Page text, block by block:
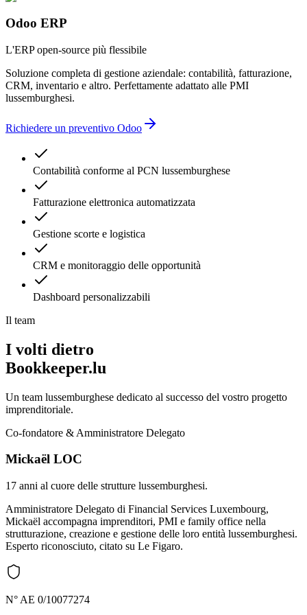
complessità inutile
ritardi amministrativi
Odoo ERP
L'ERP open-source più flessibile
Soluzione completa di gestione aziendale: contabilità, fatturazione,
CRM, inventario e altro. Perfettamente adattato alle PMI
lussemburghesi.
Richiedere un preventivo Odoo
Contabilità conforme al PCN lussemburghese
Fatturazione elettronica automatizzata
Gestione scorte e logistica
CRM e monitoraggio delle opportunità
Dashboard personalizzabili
Il team
I volti dietro
Bookkeeper.lu
Un team lussemburghese dedicato al successo del vostro progetto
imprenditoriale.
Co-fondatore & Amministratore Delegato
Mickaël LOC
17 anni al cuore delle strutture lussemburghesi.
Amministratore Delegato di Financial Services Luxembourg,
Mickaël accompagna imprenditori, PMI e family office nella
strutturazione, creazione e gestione delle loro entità lussemburghesi.
Esperto riconosciuto, citato su Le Figaro.
N° AE 0/10077274